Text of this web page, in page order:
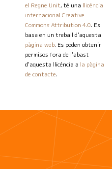
el Regne Unit, té una llicència
internacional Creative
Commons Attribution 4.0. Es
basa en un treball d'aquesta
pàgina web. Es poden obtenir
permisos fora de l'abast
d'aquesta llicència a la pàgina
de contacte.